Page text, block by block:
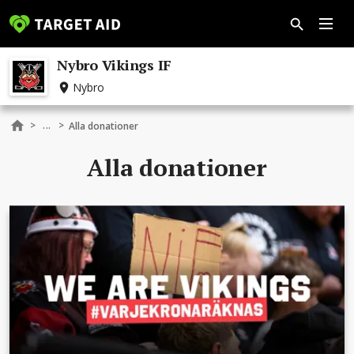
Nybro Vikings IF
Nybro
> ... > Alla donationer
Alla donationer